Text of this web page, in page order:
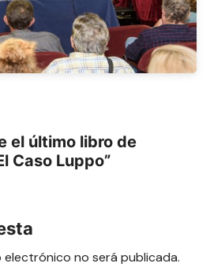
el último libro de
Caso Luppo”
no será publicada.